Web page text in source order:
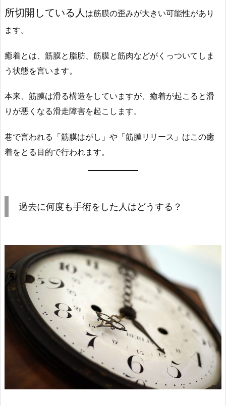
所切開している人 は筋膜の歪みが大きい可能性があり
ます。
癒着とは、筋膜と脂肪、筋膜と筋肉などがくっついてしま
う状態を言います。
本来、筋膜は滑る構造をしていますが、癒着が起こると滑
りが悪くなる滑走障害を起こします。
巷で言われる「筋膜はがし」や「筋膜リリース」はこの癒
着をとる目的で行われます。
過去に何度も手術をした人はどうする？